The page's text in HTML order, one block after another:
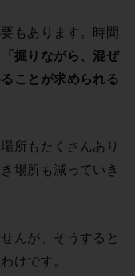
もあります。時間
「掘りながら、混ぜ
ことが求められる
所もたくさんあり
場所も減っていき
んが、そうすると
けです。